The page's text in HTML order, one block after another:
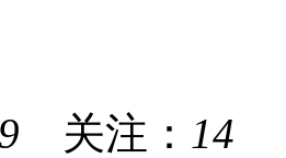
关注： 14